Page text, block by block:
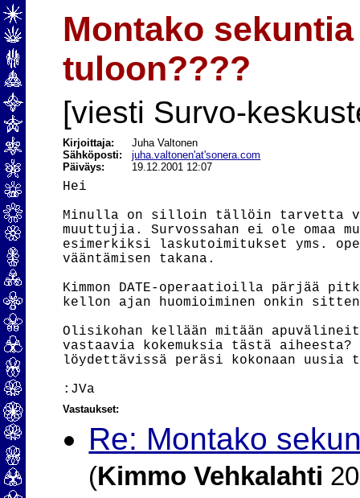
Montako
tuloon????
[viesti Survo-
Kirjoittaja:
Juha Valtonen
Sähköposti:juha.valtonen'at'sonera.com
Päiväys:
19.12.2001 12:07
Hei
Minulla on silloin tällöin tarvetta
muuttujia. Survossahan ei ole omaa
esimerkiksi laskutoimitukset yms.
vääntämisen takana.
Kimmon DATE-operaatioilla pärjää
kellon ajan huomioiminen onkin sitten
Olisikohan kellään mitään
vastaavia kokemuksia tästä
löydettävissä peräsi kokonaan uusia
Vastaukset:
Re: Montako
(Kimmo Vehkalahti